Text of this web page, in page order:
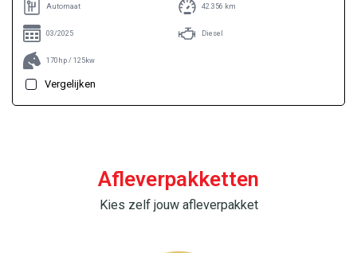
Automaat 42.356 km
03/2025 Diesel
170hp / 125kw
Vergelijken
Afleverpakketten
Kies zelf jouw afleverpakket